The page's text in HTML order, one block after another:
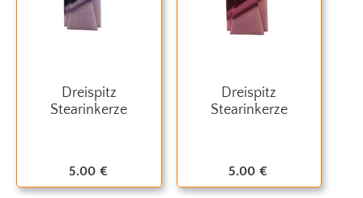
Dreispitz
Stearinkerze
5.00 €
Dreispitz
Stearinkerze
5.00 €